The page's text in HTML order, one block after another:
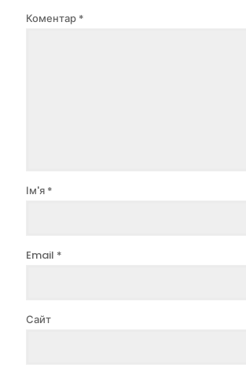
Коментар *
Ім'я *
Email *
Сайт